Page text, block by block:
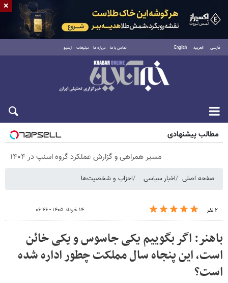
فارسی العربية English تماس با ما درباره ما تبلیغات آرشیو
پنجشنبه ۱۵ مرداد ۱۴۰۵
مطالب پیشنهادی
مسیر همراهی و گزارش عملکرد گروه اسنپ در ۱۴۰۴
صفحه اصلی اخبار سیاسی احزاب و شخصیت‌ها
۲ نفر ۱۴ خرداد ۱۴۰۵ - ۰۶:۴۶
باهنر: اگر بگوییم یکی جاسوس و یکی خائن
است، این پنجاه سال مملکت چطور اداره شده
است؟
×